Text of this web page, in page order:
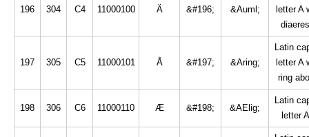
196 304 C4 11000100 Ä &#196; &Auml;
letter A
197 305 C5 11000101 Å &#197; &Aring;
Latin
letter A
ring
198 306 C6 11000110 Æ &#198; &AElig;
Latin
letter